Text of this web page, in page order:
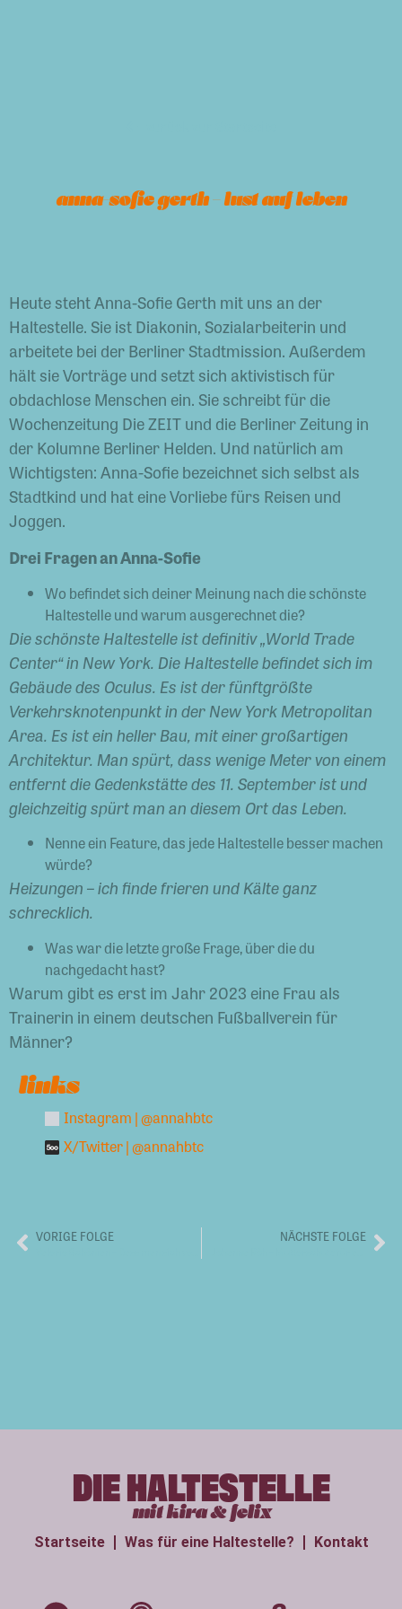
anna-sofie gerth – lust auf leben
Heute steht Anna-Sofie Gerth mit uns an der
Haltestelle. Sie ist Diakonin, Sozialarbeiterin und
arbeitete bei der Berliner Stadtmission. Außerdem
hält sie Vorträge und setzt sich aktivistisch für
obdachlose Menschen ein. Sie schreibt für die
Wochenzeitung Die ZEIT und die Berliner Zeitung in
der Kolumne Berliner Helden. Und natürlich am
Wichtigsten: Anna-Sofie bezeichnet sich selbst als
Stadtkind und hat eine Vorliebe fürs Reisen und
Joggen.
Drei Fragen an Anna-Sofie
Wo befindet sich deiner Meinung nach die schönste
Haltestelle und warum ausgerechnet die?
Die schönste Haltestelle ist definitiv „World Trade
Center“ in New York. Die Haltestelle befindet sich im
Gebäude des Oculus. Es ist der fünftgrößte
Verkehrsknotenpunkt in der New York Metropolitan
Area. Es ist ein heller Bau, mit einer großartigen
Architektur. Man spürt, dass wenige Meter von einem
entfernt die Gedenkstätte des 11. September ist und
gleichzeitig spürt man an diesem Ort das Leben.
Nenne ein Feature, das jede Haltestelle besser machen
würde?
Heizungen – ich finde frieren und Kälte ganz
schrecklich.
Was war die letzte große Frage, über die du
nachgedacht hast?
Warum gibt es erst im Jahr 2023 eine Frau als
Trainerin in einem deutschen Fußballverein für
Männer?
links
Instagram | @annahbtc
X/Twitter | @annahbtc
VORIGE FOLGE NÄCHSTE FOLGE
DIE HALTESTELLE
mit kira & felix
Startseite Was für eine Haltestelle? Kontakt